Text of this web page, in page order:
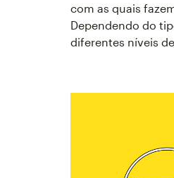
com as quais
Dependendo do
diferentes níveis